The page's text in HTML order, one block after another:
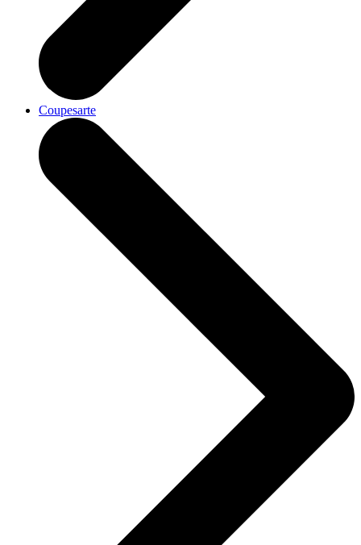
Coupesarte